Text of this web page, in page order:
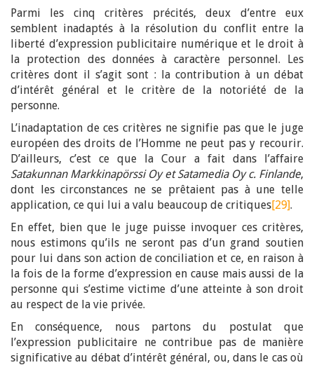
Parmi les cinq critères précités, deux d’entre eux
semblent inadaptés à la résolution du conflit entre la
liberté d’expression publicitaire numérique et le droit à
la protection des données à caractère personnel. Les
critères dont il s’agit sont : la contribution à un débat
d’intérêt général et le critère de la notoriété de la
personne.
L’inadaptation de ces critères ne signifie pas que le juge
européen des droits de l’Homme ne peut pas y recourir.
D’ailleurs, c’est ce que la Cour a fait dans l’affaire
Satakunnan Markkinapörssi Oy et Satamedia Oy c. Finlande,
dont les circonstances ne se prêtaient pas à une telle
application, ce qui lui a valu beaucoup de critiques[29].
En effet, bien que le juge puisse invoquer ces critères,
nous estimons qu’ils ne seront pas d’un grand soutien
pour lui dans son action de conciliation et ce, en raison à
la fois de la forme d’expression en cause mais aussi de la
personne qui s’estime victime d’une atteinte à son droit
au respect de la vie privée.
En conséquence, nous partons du postulat que
l’expression publicitaire ne contribue pas de manière
significative au débat d’intérêt général, ou, dans le cas où